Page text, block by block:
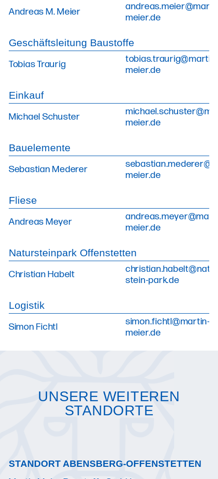
Andreas M. Meier
meier.de
Geschäftsleitung Baustoffe
Tobias Traurig
meier.de
Einkauf
Michael Schuster
meier.de
Bauelemente
Sebastian Mederer
meier.de
Fliese
Andreas Meyer
meier.de
Natursteinpark Offenstetten
Christian Habelt
stein-park.de
Logistik
Simon Fichtl
simon.fichtl@martin-
meier.de
UNSERE WEITEREN
STANDORTE
STANDORT ABENSBERG-OFFENSTETTEN